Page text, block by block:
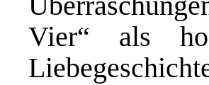
Vier“ als